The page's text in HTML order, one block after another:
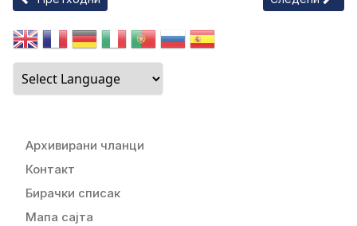
Архивирани чланци
Контакт
Бирачки списак
Мапа сајта